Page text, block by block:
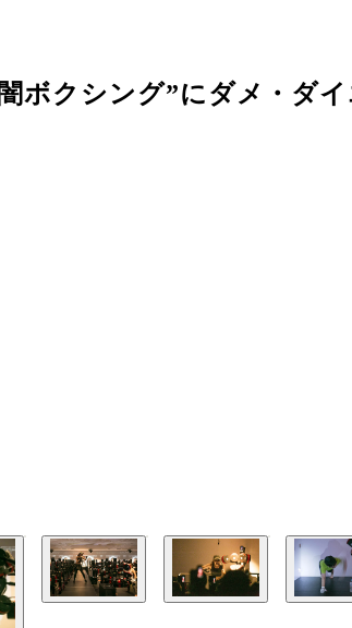
ボクシング”にダメ・ダイ